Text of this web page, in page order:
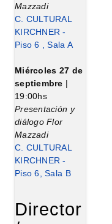
Mazzadi
C. CULTURAL
KIRCHNER -
Piso 6 , Sala A
Miércoles 27 de
septiembre |
19:00hs
Presentación y
diálogo Flor
Mazzadi
C. CULTURAL
KIRCHNER -
Piso 6, Sala B
Director